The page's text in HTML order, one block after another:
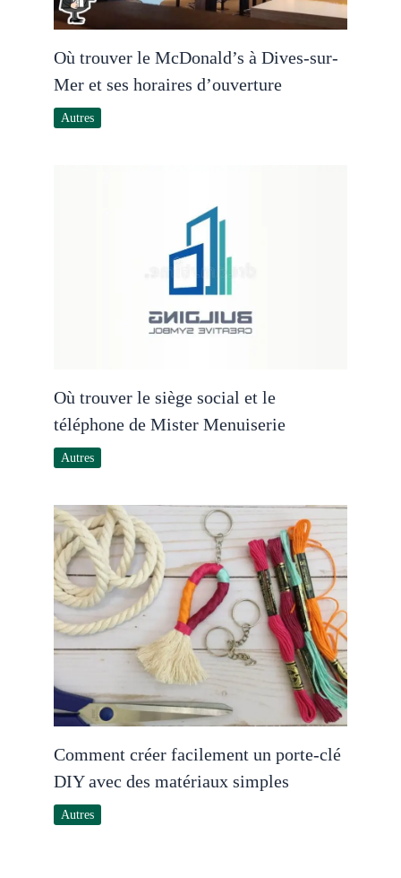
Où trouver le McDonald’s à Dives-sur-
Mer et ses horaires d’ouverture
Autres
Où trouver le siège social et le
téléphone de Mister Menuiserie
Autres
Comment créer facilement un porte-clé
DIY avec des matériaux simples
Autres